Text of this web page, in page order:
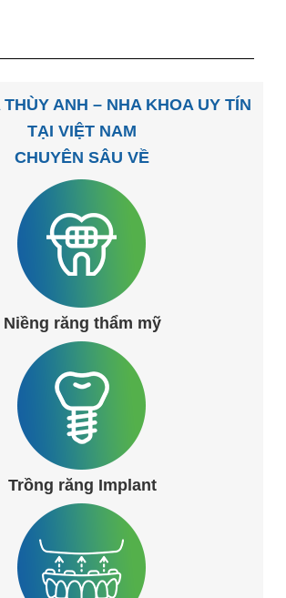
ANH – NHA KHOA UY TÍN
TẠI VIỆT NAM
CHUYÊN SÂU VỀ
Niềng răng thẩm mỹ
Trồng răng Implant